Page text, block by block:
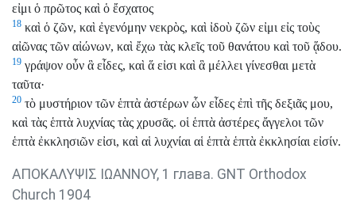
εἰμι ὁ πρῶτος καὶ ὁ ἔσχατος
18 καὶ ὁ ζῶν, καὶ ἐγενόμην νεκρὸς, καὶ ἰδοὺ ζῶν εἰμι εἰς τοὺς
αἰῶνας τῶν αἰώνων, καὶ ἔχω τὰς κλεῖς τοῦ θανάτου καὶ τοῦ ᾅδου.
19 γράψον οὖν ἃ εἶδες, καὶ ἅ εἰσι καὶ ἃ μέλλει γίνεσθαι μετὰ
ταῦτα·
20 τὸ μυστήριον τῶν ἑπτὰ ἀστέρων ὧν εἶδες ἐπὶ τῆς δεξιᾶς μου,
καὶ τὰς ἑπτὰ λυχνίας τὰς χρυσᾶς. οἱ ἑπτὰ ἀστέρες ἄγγελοι τῶν
ἑπτὰ ἐκκλησιῶν εἰσι, καὶ αἱ λυχνίαι αἱ ἑπτὰ ἑπτὰ ἐκκλησίαι εἰσίν.
ΑΠΟΚΑΛΥΨΙΣ ΙΩΑΝΝΟΥ, 1 глава. GNT Orthodox
Church 1904